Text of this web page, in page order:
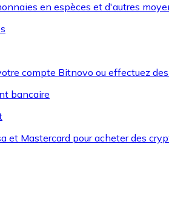
en espèces et d'autres
compte Bitnovo ou effectuez
bancaire
et Mastercard pour acheter des